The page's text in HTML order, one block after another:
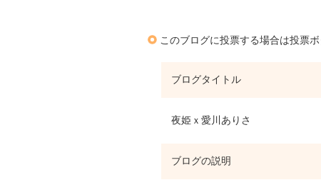
このブログに投票する場合は投票
ブログタイトル
夜姫ｘ愛川ありさ
ブログの説明